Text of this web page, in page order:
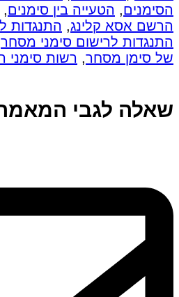
הסימנים, הטעייה בין סימנים,
הרשם אסא קלינג, התנגדות
התנגדות לרישום סימני מסחר
של סימן מסחר, רשות סימני
שאלה לגבי